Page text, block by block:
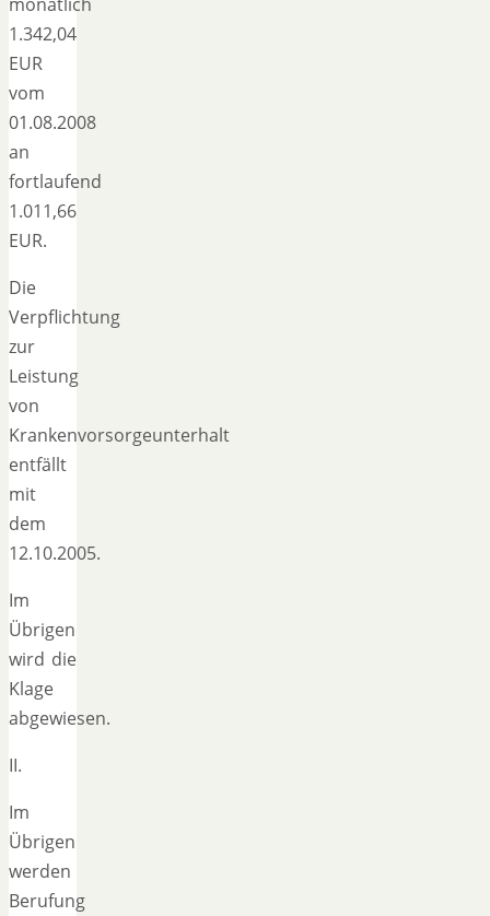
1.342,04
EUR
vom
01.08.2008
an
fortlaufend
1.011,66
EUR.
Die
Verpflichtung
zur
Leistung
von
Krankenvorsorgeunterhalt
entfällt
mit
dem
12.10.2005.
Im
Übrigen
wird die
Klage
abgewiesen.
II.
Im
Übrigen
werden
Berufung